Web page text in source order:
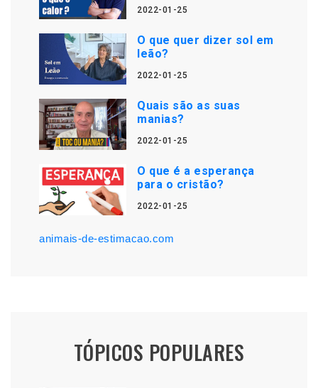
2022-01-25
O que quer dizer sol em
leão?
2022-01-25
Quais são as suas
manias?
2022-01-25
O que é a esperança
para o cristão?
2022-01-25
animais-de-estimacao.com
TÓPICOS POPULARES